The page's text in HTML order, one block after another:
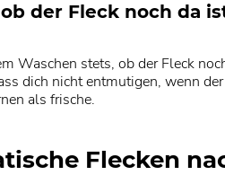
der Fleck noch da
Waschen stets, ob der Fleck
dich nicht entmutigen, wenn
als frische.
Flecken